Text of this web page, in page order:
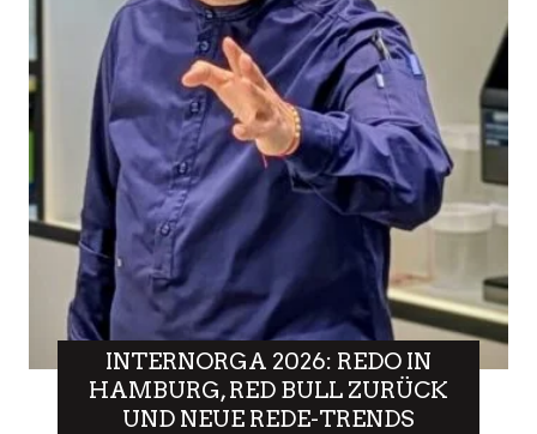
INTERNORGA 2026: REDO IN
HAMBURG, RED BULL ZURÜCK
UND NEUE REDE-TRENDS